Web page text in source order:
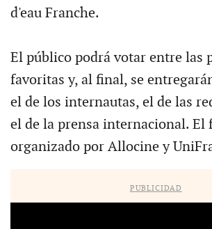
d'eau Franche.
El público podrá votar entre las
favoritas y, al final, se
el de los internautas, el de las
el de la prensa internacional. El
organizado por Allocine y
PUBLICIDAD